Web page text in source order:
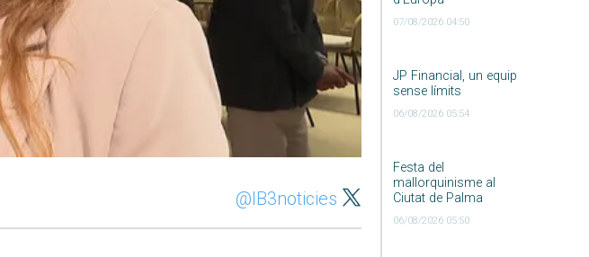
07/08/2026 04:50
JP Financial, un equip
sense límits
06/08/2026 05:54
Festa del
mallorquinisme al
Ciutat de Palma
06/08/2026 05:50
@IB3noticies